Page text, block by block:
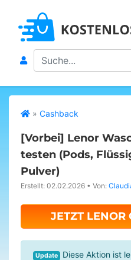
Search
» Cashback
[Vorbei] Lenor
testen (Pods,
Pulver)
Erstellt: 02.02.2026 • Von:
JETZT LENOR
Update
Diese Aktion ist